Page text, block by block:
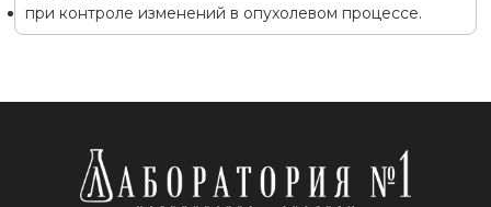
при контроле изменений в опухолевом процессе.